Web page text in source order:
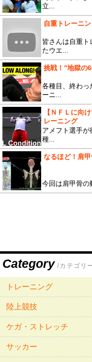
立...
自重トレーニ
皆さんは自重ト
たウエ...
挑戦！”地獄の
各種目、終わっ
ーニ...
【ＮＦＬに向
レーニング
アメフト選手
種...
なるほど！肩
今回は肩甲骨の
Category /カテゴリ
トレーニング
陸上競技
ケガ・ストレッチ
サッカー